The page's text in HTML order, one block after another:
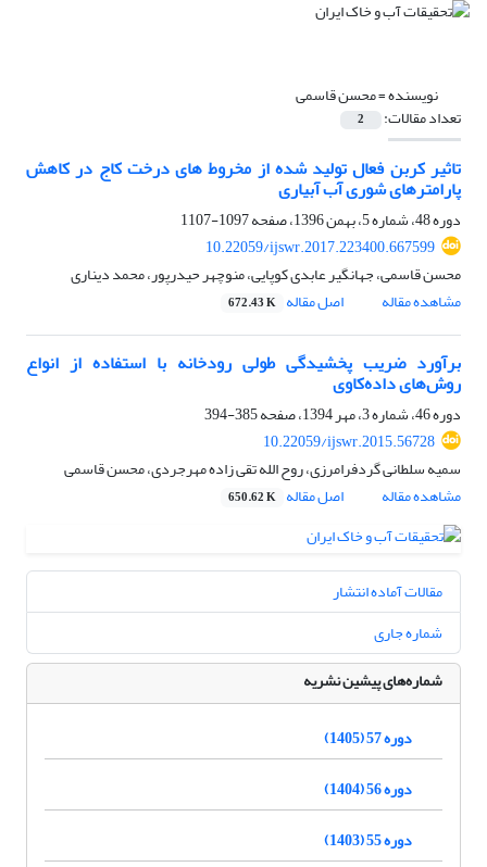
نویسنده =محسن قاسمی
تعداد مقالات: 2
تاثیر کربن فعال تولید شده از مخروط های درخت کاج در کاهش
پارامترهای شوری آب آبیاری
دوره 48، شماره 5، بهمن 1396، صفحه
1097-1107
10.22059/ijswr.2017.223400.667599
محسن قاسمی، جهانگیر عابدی کوپایی، منوچهر حیدرپور، محمد دیناری
مشاهده مقاله
اصل مقاله 672.43 K
برآورد ضریب پخشیدگی طولی رودخانه با استفاده از انواع
روش‌های داده‌کاوی
دوره 46، شماره 3، مهر 1394، صفحه
385-394
10.22059/ijswr.2015.56728
سمیه سلطانی گردفرامرزی، روح الله تقی زاده مهرجردی، محسن قاسمی
مشاهده مقاله
اصل مقاله 650.62 K
مقالات آماده انتشار
شماره جاری
شماره‌های پیشین نشریه
دوره 57 (1405)
دوره 56 (1404)
دوره 55 (1403)